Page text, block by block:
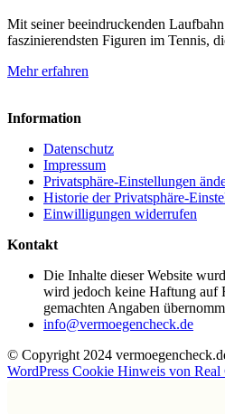
Mit seiner beeindruckenden
faszinierendsten Figuren im Tennis,
Mehr erfahren
Information
Datenschutz
Impressum
Privatsphäre-Einstellungen
Historie der Privatsphäre-
Einwilligungen widerrufen
Kontakt
Die Inhalte dieser Website
wird jedoch keine Haftung auf
gemachten Angaben
info@vermoegencheck.de
© Copyright 2024
WordPress Cookie Hinweis von